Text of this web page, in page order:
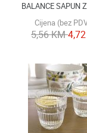
BALANCE SAPUN
Cijena (bez
5,56 KM